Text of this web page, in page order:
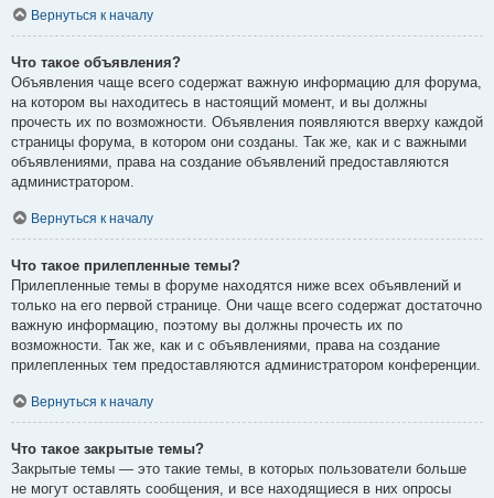
Вернуться к началу
Что такое объявления?
Объявления чаще всего содержат важную информацию для форума,
на котором вы находитесь в настоящий момент, и вы должны
прочесть их по возможности. Объявления появляются вверху каждой
страницы форума, в котором они созданы. Так же, как и с важными
объявлениями, права на создание объявлений предоставляются
администратором.
Вернуться к началу
Что такое прилепленные темы?
Прилепленные темы в форуме находятся ниже всех объявлений и
только на его первой странице. Они чаще всего содержат достаточно
важную информацию, поэтому вы должны прочесть их по
возможности. Так же, как и с объявлениями, права на создание
прилепленных тем предоставляются администратором конференции.
Вернуться к началу
Что такое закрытые темы?
Закрытые темы — это такие темы, в которых пользователи больше
не могут оставлять сообщения, и все находящиеся в них опросы